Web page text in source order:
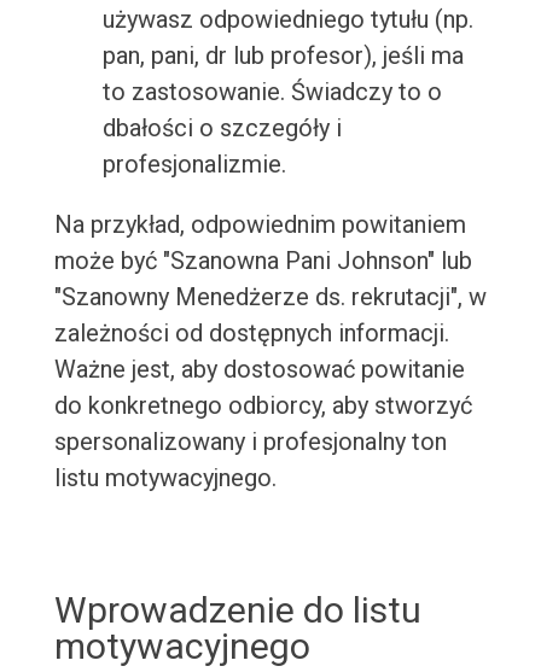
używasz odpowiedniego tytułu (np.
pan, pani, dr lub profesor), jeśli ma
to zastosowanie. Świadczy to o
dbałości o szczegóły i
profesjonalizmie.
Na przykład, odpowiednim powitaniem
może być "Szanowna Pani Johnson" lub
"Szanowny Menedżerze ds. rekrutacji", w
zależności od dostępnych informacji.
Ważne jest, aby dostosować powitanie
do konkretnego odbiorcy, aby stworzyć
spersonalizowany i profesjonalny ton
listu motywacyjnego.
Wprowadzenie do listu
motywacyjnego